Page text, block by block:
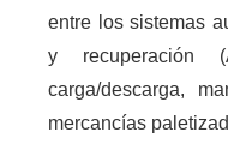
entre los sistemas
y recuperación
carga/descarga,
mercancías